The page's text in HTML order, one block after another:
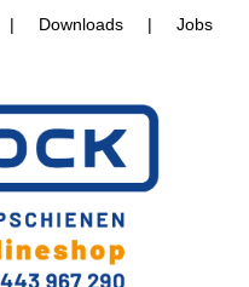
| Downloads | Jobs